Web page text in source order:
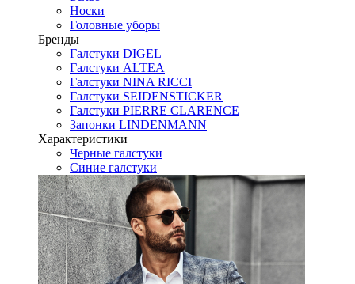
Носки
Головные уборы
Бренды
Галстуки DIGEL
Галстуки ALTEA
Галстуки NINA RICCI
Галстуки SEIDENSTICKER
Галстуки PIERRE CLARENCE
Запонки LINDENMANN
Характеристики
Черные галстуки
Синие галстуки